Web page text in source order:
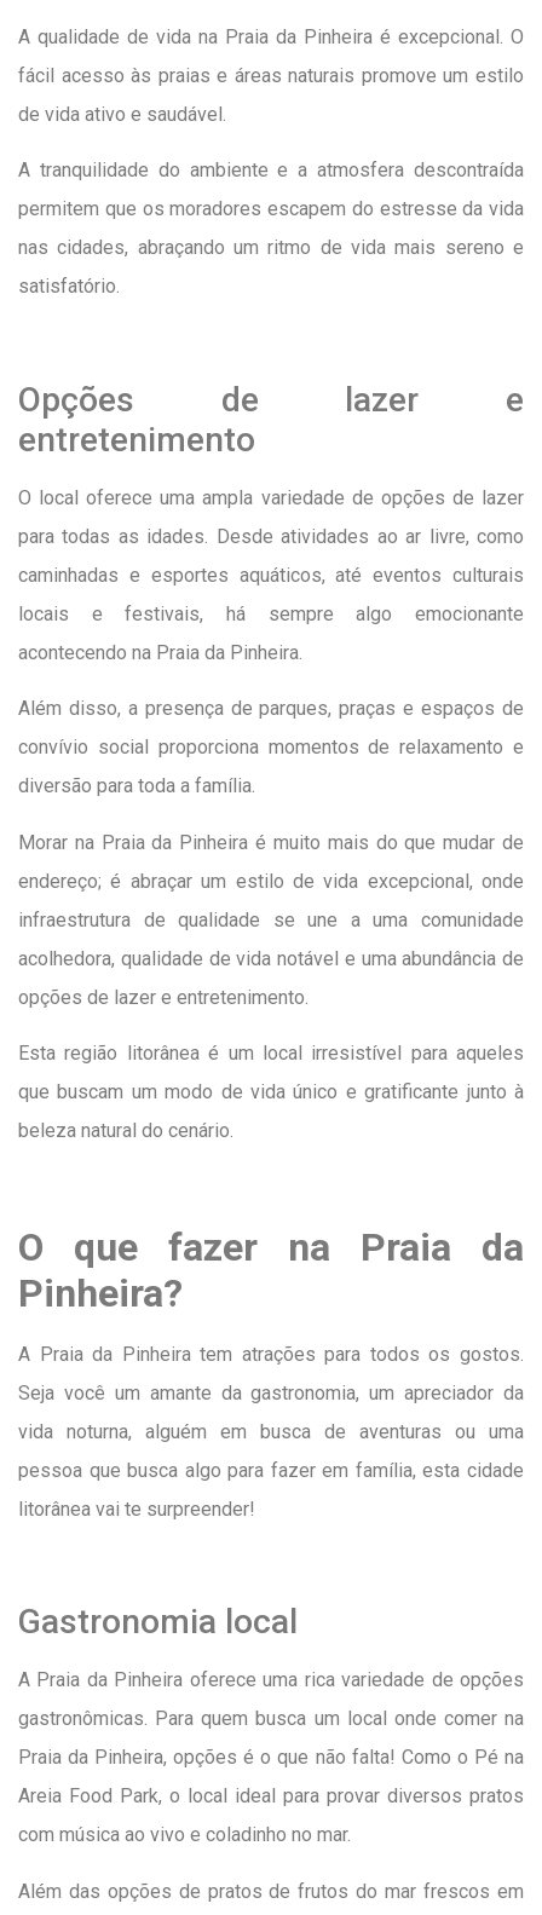
A qualidade de vida na Praia da Pinheira é excepcional. O
fácil acesso às praias e áreas naturais promove um estilo
de vida ativo e saudável.
A tranquilidade do ambiente e a atmosfera descontraída
permitem que os moradores escapem do estresse da vida
nas cidades, abraçando um ritmo de vida mais sereno e
satisfatório.
Opções de lazer e
entretenimento
O local oferece uma ampla variedade de opções de lazer
para todas as idades. Desde atividades ao ar livre, como
caminhadas e esportes aquáticos, até eventos culturais
locais e festivais, há sempre algo emocionante
acontecendo na Praia da Pinheira.
Além disso, a presença de parques, praças e espaços de
convívio social proporciona momentos de relaxamento e
diversão para toda a família.
Morar na Praia da Pinheira é muito mais do que mudar de
endereço; é abraçar um estilo de vida excepcional, onde
infraestrutura de qualidade se une a uma comunidade
acolhedora, qualidade de vida notável e uma abundância de
opções de lazer e entretenimento.
Esta região litorânea é um local irresistível para aqueles
que buscam um modo de vida único e gratificante junto à
beleza natural do cenário.
O que fazer na Praia da
Pinheira?
A Praia da Pinheira tem atrações para todos os gostos.
Seja você um amante da gastronomia, um apreciador da
vida noturna, alguém em busca de aventuras ou uma
pessoa que busca algo para fazer em família, esta cidade
litorânea vai te surpreender!
Gastronomia local
A Praia da Pinheira oferece uma rica variedade de opções
gastronômicas. Para quem busca um local onde comer na
Praia da Pinheira, opções é o que não falta! Como o Pé na
Areia Food Park, o local ideal para provar diversos pratos
com música ao vivo e coladinho no mar.
Além das opções de pratos de frutos do mar frescos em